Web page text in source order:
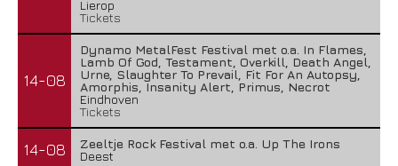
Lierop
Tickets
14-08
Dynamo MetalFest Festival met o.a. In Flames,
Lamb Of God, Testament, Overkill, Death Angel,
Urne, Slaughter To Prevail, Fit For An Autopsy,
Amorphis, Insanity Alert, Primus, Necrot
Eindhoven
Tickets
14-08
Zeeltje Rock Festival met o.a. Up The Irons
Deest